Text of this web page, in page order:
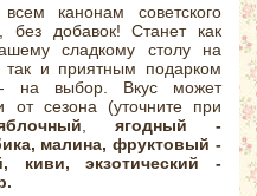
канонам советского
без добавок! Станет как
сладкому столу на
и приятным подарком
на выбор. Вкус может
от сезона (уточните при
ягодный -
малина, фруктовый -
киви, экзотический -